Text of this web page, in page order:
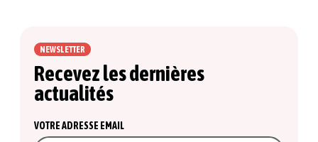
NEWSLETTER
Recevez les dernières
actualités
VOTRE ADRESSE EMAIL